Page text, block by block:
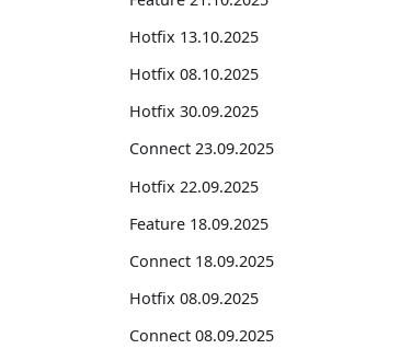
Hotfix 13.10.2025
Hotfix 08.10.2025
Hotfix 30.09.2025
Connect 23.09.2025
Hotfix 22.09.2025
Feature 18.09.2025
Connect 18.09.2025
Hotfix 08.09.2025
Connect 08.09.2025